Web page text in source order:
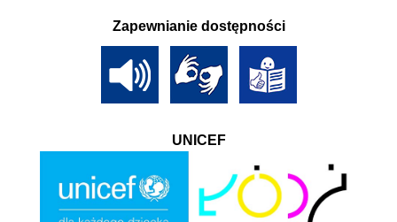
Zapewnianie dostępności
UNICEF